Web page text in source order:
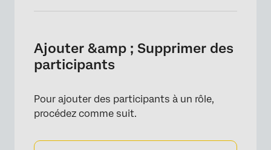
Ajouter &amp ; Supprimer des
participants
Pour ajouter des participants à un rôle,
procédez comme suit.